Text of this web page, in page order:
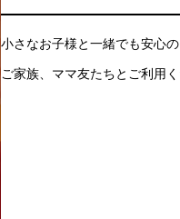
小さなお子様と一緒でも安心
ご家族、ママ友たちとご利用く